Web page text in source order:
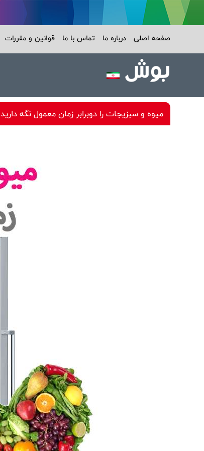
صفحه اصلی درباره ما تماس با ما قوانین و مقررات
میوه و سبزیجات را دوبرابر زمان معمول نگه دارید